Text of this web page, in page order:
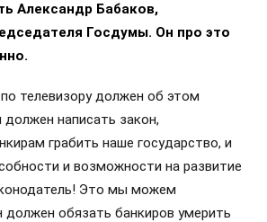
Александр Бабаков,
Госдумы. Он про это
телевизору должен об этом
написать закон,
грабить наше государство, и
и возможности на развитие
Это мы можем
должен обязать банкиров умерить